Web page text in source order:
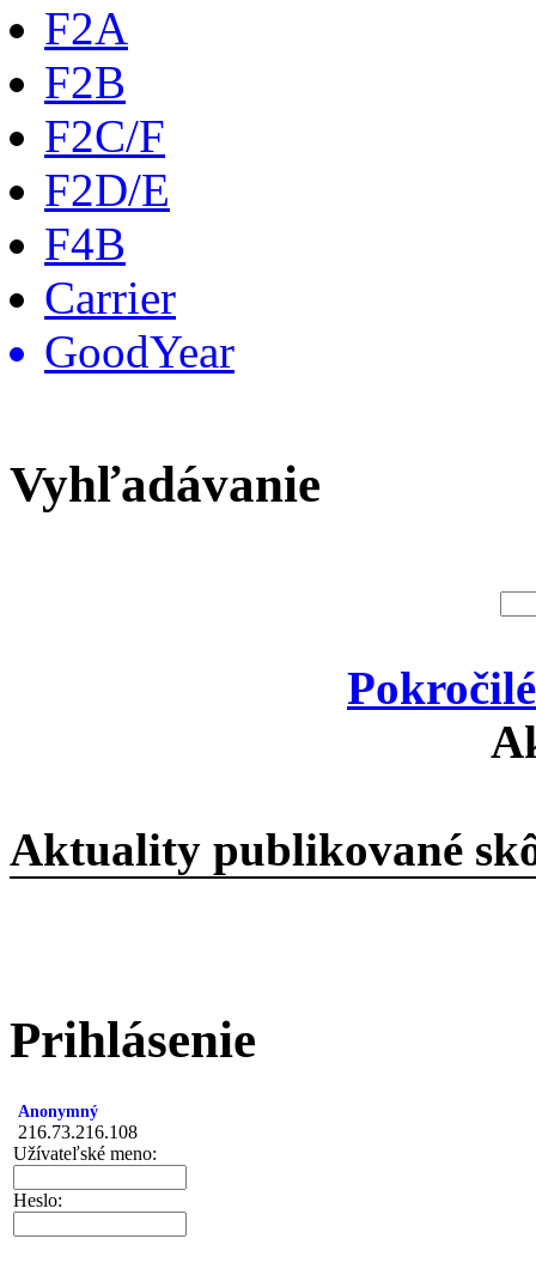
F2A
F2B
F2C/F
F2D/E
F4B
Carrier
GoodYear
Vyhľadávanie
Aktuality publikované
Prihlásenie
Anonymný
216.73.216.108
Užívateľské meno:
Heslo: